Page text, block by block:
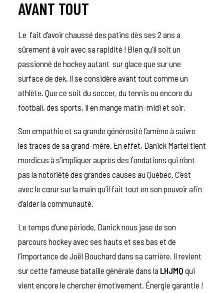
AVANT TOUT
Le fait d’avoir chaussé des patins dès ses 2 ans a
sûrement à voir avec sa rapidité ! Bien qu’il soit un
passionné de hockey autant sur glace que sur une
surface de dek, il se considère avant tout comme un
athlète. Que ce soit du soccer, du tennis ou encore du
football, des sports, il en mange matin-midi et soir.
Son empathie et sa grande générosité l’amène à suivre
les traces de sa grand-mère. En effet, Danick Martel tient
mordicus à s’impliquer auprès des fondations qui n’ont
pas la notoriété des grandes causes au Québec. C’est
avec le cœur sur la main qu’il fait tout en son pouvoir afin
d’aider la communauté.
Le temps d’une période, Danick nous jase de son
parcours hockey avec ses hauts et ses bas et de
l’importance de Joël Bouchard dans sa carrière. Il revient
sur cette fameuse bataille générale dans la LHJMQ qui
vient encore le chercher émotivement. Énergie garantie !